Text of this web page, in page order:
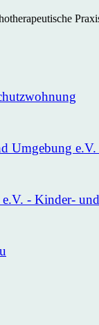
Umgebung
- Kinder-